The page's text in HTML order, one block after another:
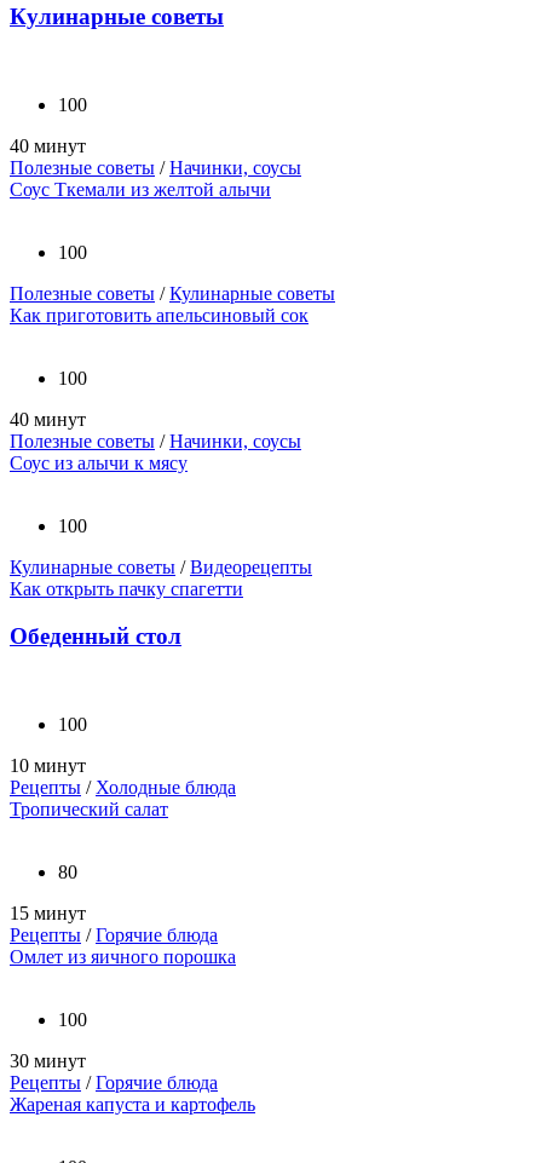
Кулинарные советы
100
40 минут
Полезные советы /Начинки, соусы
Соус Ткемали из желтой алычи
100
Полезные советы /Кулинарные советы
Как приготовить апельсиновый сок
100
40 минут
Полезные советы /Начинки, соусы
Соус из алычи к мясу
100
Кулинарные советы /Видеорецепты
Как открыть пачку спагетти
Обеденный стол
100
10 минут
Рецепты / Холодные блюда
Тропический салат
80
15 минут
Рецепты /Горячие блюда
Омлет из яичного порошка
100
30 минут
Рецепты /Горячие блюда
Жареная капуста и картофель